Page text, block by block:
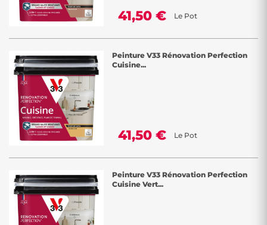
41,50 € Le Pot
Peinture V33 Rénovation Perfection
Cuisine...
41,50 € Le Pot
Peinture V33 Rénovation Perfection
Cuisine Vert...